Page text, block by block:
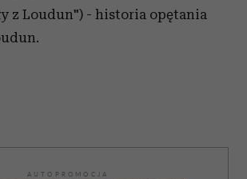
z Loudun") - historia opętania
AUTOPROMOCJA